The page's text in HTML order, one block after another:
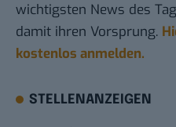
wichtigsten News des
damit ihren Vorsprung.
kostenlos anmelden.
STELLENANZEIGEN